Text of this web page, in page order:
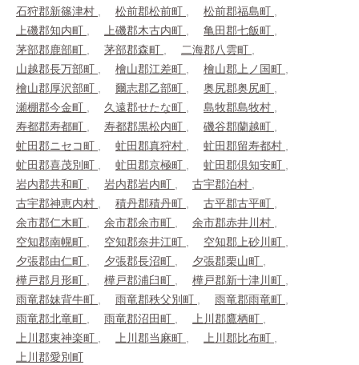
石狩郡新篠津村
松前郡松前町
松前郡福島町
上磯郡知内町
上磯郡木古内町
亀田郡七飯町
茅部郡鹿部町
茅部郡森町
二海郡八雲町
山越郡長万部町
檜山郡江差町
檜山郡上ノ国町
檜山郡厚沢部町
爾志郡乙部町
奥尻郡奥尻町
瀬棚郡今金町
久遠郡せたな町
島牧郡島牧村
寿都郡寿都町
寿都郡黒松内町
磯谷郡蘭越町
虻田郡ニセコ町
虻田郡真狩村
虻田郡留寿都村
虻田郡喜茂別町
虻田郡京極町
虻田郡倶知安町
岩内郡共和町
岩内郡岩内町
古宇郡泊村
古宇郡神恵内村
積丹郡積丹町
古平郡古平町
余市郡仁木町
余市郡余市町
余市郡赤井川村
空知郡南幌町
空知郡奈井江町
空知郡上砂川町
夕張郡由仁町
夕張郡長沼町
夕張郡栗山町
樺戸郡月形町
樺戸郡浦臼町
樺戸郡新十津川町
雨竜郡妹背牛町
雨竜郡秩父別町
雨竜郡雨竜町
雨竜郡北竜町
雨竜郡沼田町
上川郡鷹栖町
上川郡東神楽町
上川郡当麻町
上川郡比布町
上川郡愛別町